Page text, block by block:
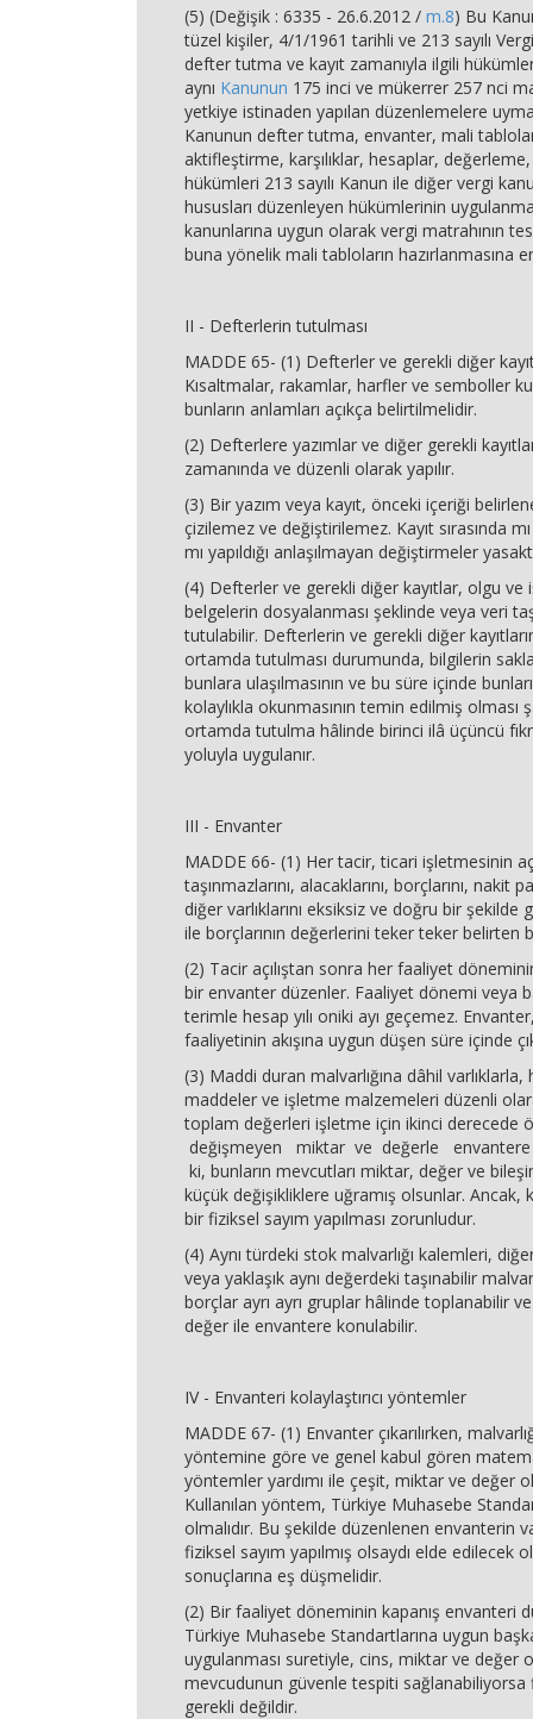
(5) (Değişik : 6335 - 26.6.2012 / m.8) Bu
tüzel kişiler, 4/1/1961 tarihli ve 213 sayılı
defter tutma ve kayıt zamanıyla ilgili
aynı Kanunun 175 inci ve mükerrer 257 nci
yetkiye istinaden yapılan düzenlemelere
Kanunun defter tutma, envanter, mali
aktifleştirme, karşılıklar, hesaplar,
hükümleri 213 sayılı Kanun ile diğer vergi
hususları düzenleyen hükümlerinin
kanunlarına uygun olarak vergi matrahının
buna yönelik mali tabloların hazırlanmasına
II - Defterlerin tutulması
MADDE 65- (1) Defterler ve gerekli diğer
Kısaltmalar, rakamlar, harfler ve semboller
bunların anlamları açıkça belirtilmelidir.
(2) Defterlere yazımlar ve diğer gerekli
zamanında ve düzenli olarak yapılır.
(3) Bir yazım veya kayıt, önceki içeriği
çizilemez ve değiştirilemez. Kayıt sırasında
mı yapıldığı anlaşılmayan değiştirmeler
(4) Defterler ve gerekli diğer kayıtlar, olgu ve
belgelerin dosyalanması şeklinde veya veri
tutulabilir. Defterlerin ve gerekli diğer
ortamda tutulması durumunda, bilgilerin
bunlara ulaşılmasının ve bu süre içinde
kolaylıkla okunmasının temin edilmiş olması
ortamda tutulma hâlinde birinci ilâ üçüncü
yoluyla uygulanır.
III - Envanter
MADDE 66- (1) Her tacir, ticari işletmesinin
taşınmazlarını, alacaklarını, borçlarını, nakit
diğer varlıklarını eksiksiz ve doğru bir şekilde
ile borçlarının değerlerini teker teker belirten
(2) Tacir açılıştan sonra her faaliyet
bir envanter düzenler. Faaliyet dönemi veya
terimle hesap yılı oniki ayı geçemez.
faaliyetinin akışına uygun düşen süre içinde
(3) Maddi duran malvarlığına dâhil varlıklarla,
maddeler ve işletme malzemeleri düzenli
toplam değerleri işletme için ikinci derecede
değişmeyen miktar ve değerle envantere
ki, bunların mevcutları miktar, değer ve
küçük değişikliklere uğramış olsunlar. Ancak,
bir fiziksel sayım yapılması zorunludur.
(4) Aynı türdeki stok malvarlığı kalemleri,
veya yaklaşık aynı değerdeki taşınabilir
borçlar ayrı ayrı gruplar hâlinde toplanabilir ve
değer ile envantere konulabilir.
IV - Envanteri kolaylaştırıcı yöntemler
MADDE 67- (1) Envanter çıkarılırken,
yöntemine göre ve genel kabul gören
yöntemler yardımı ile çeşit, miktar ve değer
Kullanılan yöntem, Türkiye Muhasebe
olmalıdır. Bu şekilde düzenlenen envanterin
fiziksel sayım yapılmış olsaydı elde edilecek
sonuçlarına eş düşmelidir.
(2) Bir faaliyet döneminin kapanış envanteri
Türkiye Muhasebe Standartlarına uygun
uygulanması suretiyle, cins, miktar ve değer
mevcudunun güvenle tespiti sağlanabiliyorsa
gerekli değildir.